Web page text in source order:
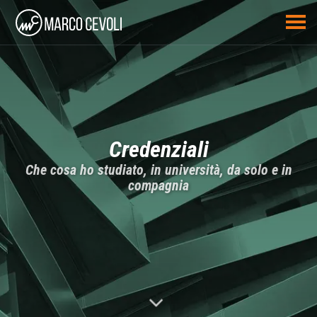
Credenziali
Che cosa ho studiato, in università, da solo e in
compagnia